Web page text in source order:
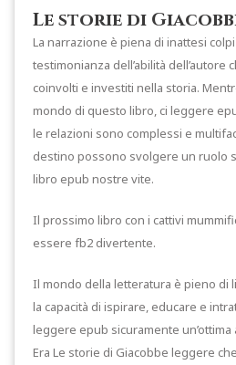
Le storie di
La narrazione è piena di inattesi
testimonianza dell’abilità dell’autore
coinvolti e investiti nella storia.
mondo di questo libro, ci leggere
le relazioni sono complessi e
destino possono svolgere un ruolo
libro epub nostre vite.
Il prossimo libro con i cattivi
essere fb2 divertente.
Il mondo della letteratura è pieno di
la capacità di ispirare, educare e
leggere epub sicuramente
Era Le storie di Giacobbe leggere